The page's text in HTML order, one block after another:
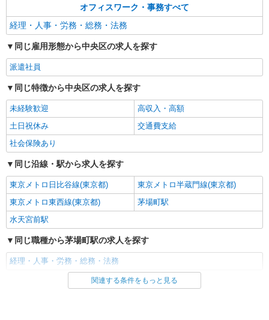
オフィスワーク・事務すべて
経理・人事・労務・総務・法務
同じ雇用形態から中央区の求人を探す
派遣社員
同じ特徴から中央区の求人を探す
未経験歓迎
高収入・高額
土日祝休み
交通費支給
社会保険あり
同じ沿線・駅から求人を探す
東京メトロ日比谷線(東京都)
東京メトロ半蔵門線(東京都)
東京メトロ東西線(東京都)
茅場町駅
水天宮前駅
同じ職種から茅場町駅の求人を探す
経理・人事・労務・総務・法務
同じ雇用形態から茅場町駅の求人を探す
関連する条件をもっと見る